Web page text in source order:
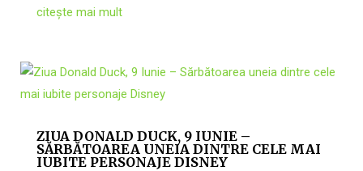
citește mai mult
ZIUA DONALD DUCK, 9 IUNIE –
SĂRBĂTOAREA UNEIA DINTRE CELE MAI
IUBITE PERSONAJE DISNEY